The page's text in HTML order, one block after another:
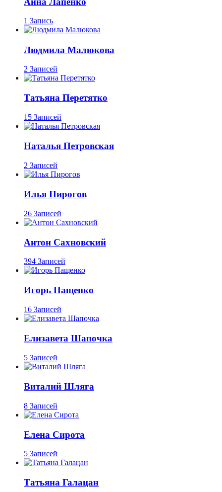
1 Запись
Людмила Малюкова
2 Записей
Татьяна Перетятко
15 Записей
Наталья Петровская
2 Записей
Илья Пирогов
26 Записей
Антон Сахновский
394 Записей
Игорь Пащенко
16 Записей
Елизавета Шапочка
5 Записей
Виталий Шляга
8 Записей
Елена Сирота
5 Записей
Татьяна Галацан